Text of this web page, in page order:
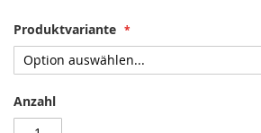
Produktvariante
Anzahl